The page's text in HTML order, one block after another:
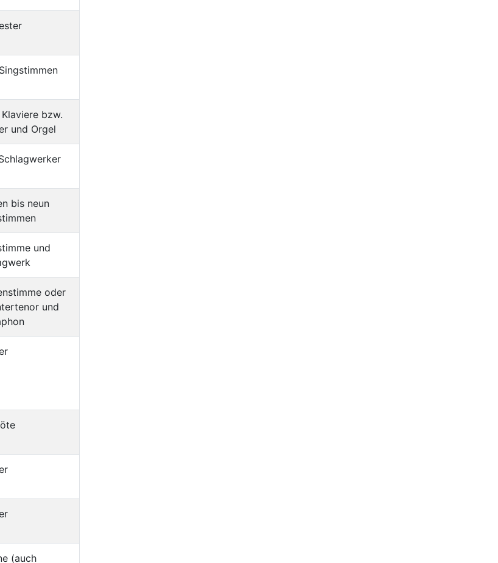
bzw.
und Orgel
bis neun
und
oder
und
(auch